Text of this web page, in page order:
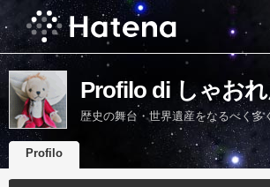
Profilo di しゃお
歴史の舞台・世界遺産をなるべく多
Profilo